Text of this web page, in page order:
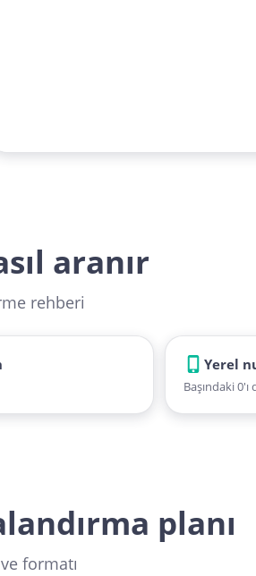
aranır
rehberi
Yerel
Başındaki
planı
formatı